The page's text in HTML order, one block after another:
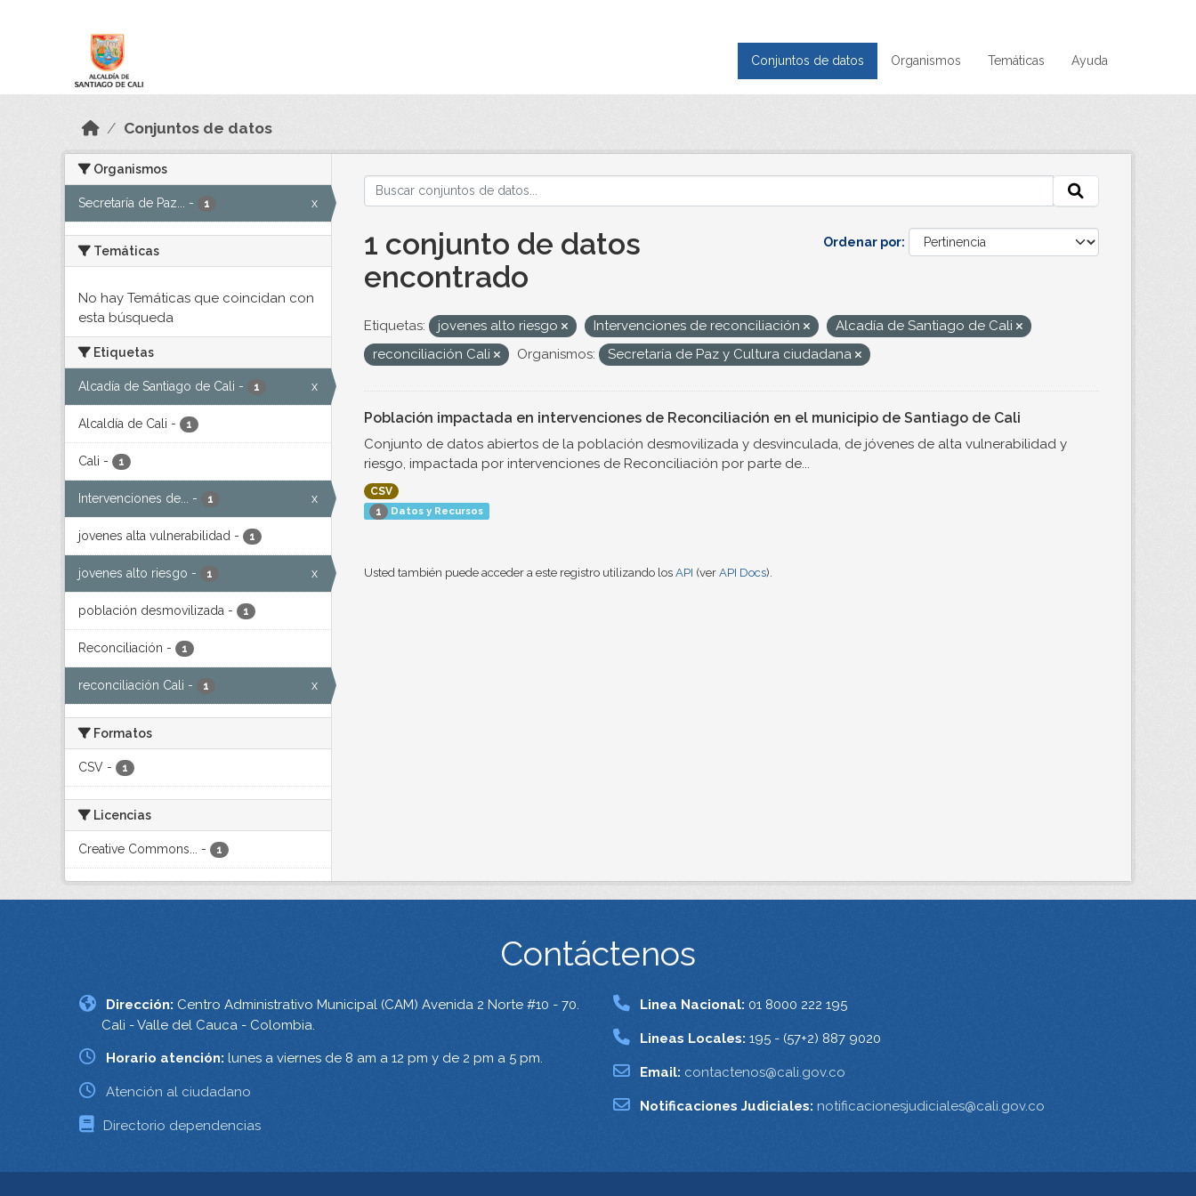
Conjuntos de datos Organismos Temáticas Ayuda
Conjuntos de datos
Organismos
Secretaría de Paz... - 1 x
Temáticas
No hay Temáticas que coincidan con
esta búsqueda
Etiquetas
Alcadía de Santiago de Cali - 1 x
Alcaldía de Cali - 1
Cali - 1
Intervenciones de... - 1 x
jovenes alta vulnerabilidad - 1
jovenes alto riesgo - 1 x
población desmovilizada - 1
Reconciliación - 1
reconciliación Cali - 1 x
Formatos
CSV - 1
Licencias
Creative Commons... - 1
Ordenar por
1 conjunto de datos
encontrado
Etiquetas: jovenes alto riesgo Intervenciones de reconciliación
Alcadía de Santiago de Cali
reconciliación Cali
Organismos: Secretaría de Paz y Cultura ciudadana
Población impactada en intervenciones de Reconciliación en el municipio de Santiago de Cali
Conjunto de datos abiertos de la población desmovilizada y desvinculada, de jóvenes de alta vulnerabilidad y
riesgo, impactada por intervenciones de Reconciliación por parte de...
CSV
1
Datos y Recursos
Usted también puede acceder a este registro utilizando los API (ver API Docs).
Contáctenos
Dirección: Centro Administrativo Municipal (CAM) Avenida 2 Norte #10 - 70.
Cali - Valle del Cauca - Colombia.
Horario atención: lunes a viernes de 8 am a 12 pm y de 2 pm a 5 pm.
Atención al ciudadano
Directorio dependencias
Linea Nacional: 01 8000 222 195
Lineas Locales: 195 - (57+2) 887 9020
Email: contactenos@cali.gov.co
Notificaciones Judiciales: notificacionesjudiciales@cali.gov.co